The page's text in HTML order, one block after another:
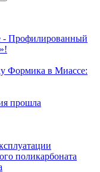
- Профилированный
Формика в Миассе:
прошла
поликарбоната